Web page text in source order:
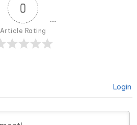
0
Article Rating
Login